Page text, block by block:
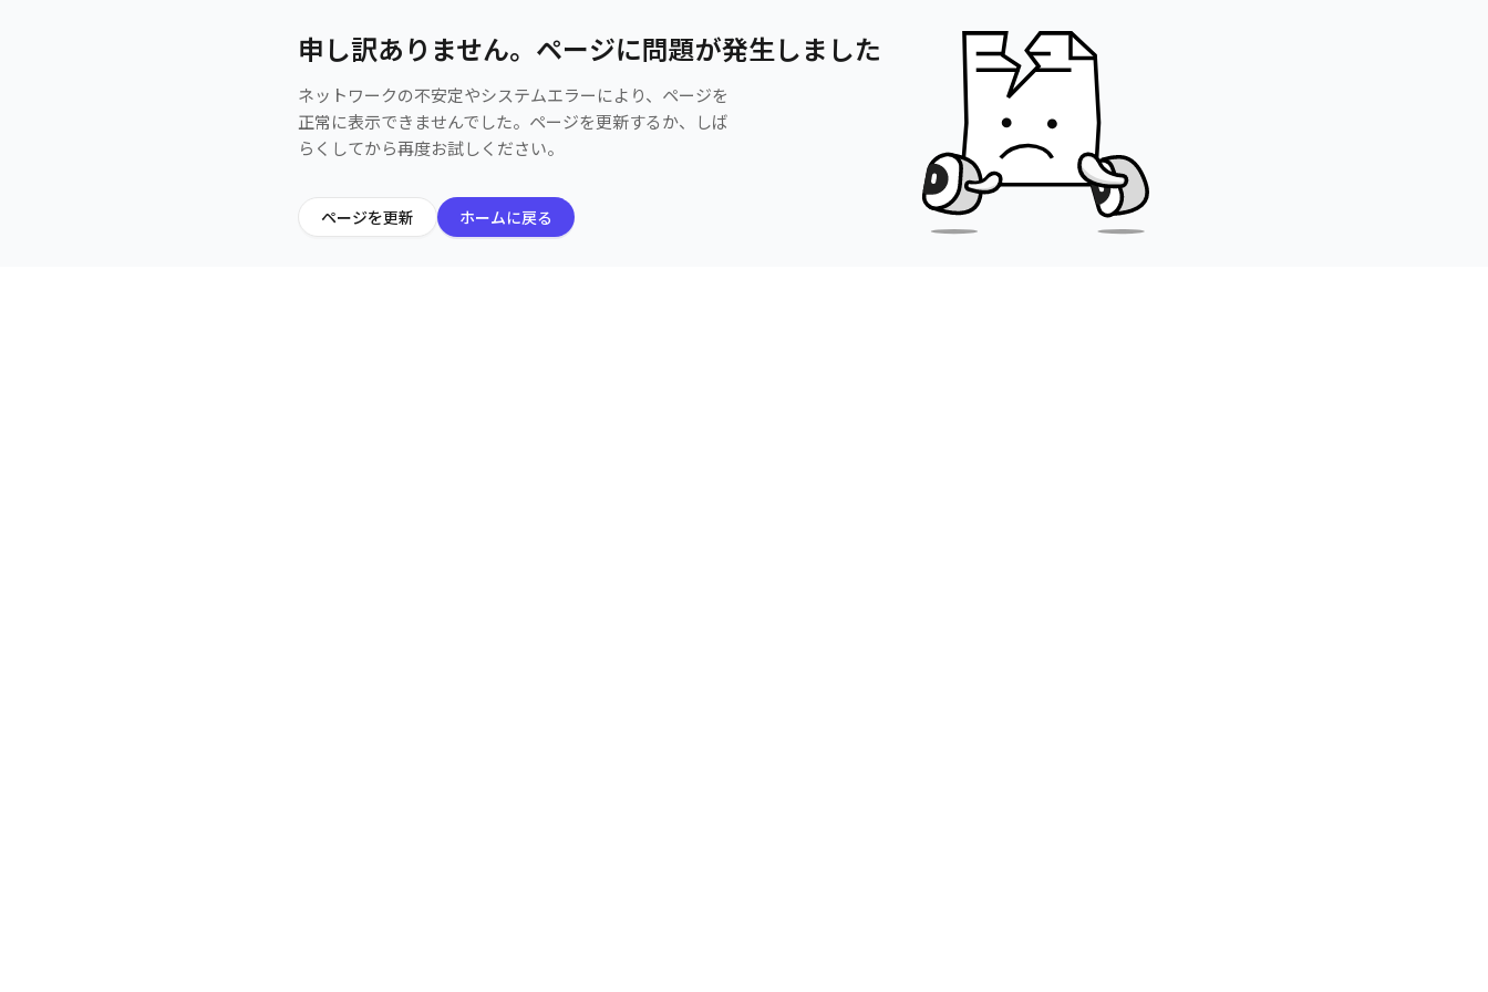
申し訳ありません。ページに問題が発生しました
ネットワークの不安定やシステムエラーにより、ページを
正常に表示できませんでした。ページを更新するか、しば
らくしてから再度お試しください。
ページを更新 ホームに戻る